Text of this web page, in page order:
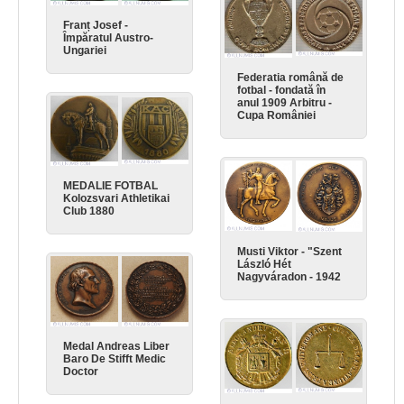
Franț Josef -
Împăratul Austro-
Ungariei
Federatia română de
fotbal - fondată în
anul 1909 Arbitru -
Cupa României
MEDALIE FOTBAL
Kolozsvari Athletikai
Club 1880
Musti Viktor - "Szent
László Hét
Nagyváradon - 1942
Medal Andreas Liber
Baro De Stifft Medic
Doctor